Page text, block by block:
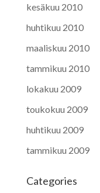
kesäkuu 2010
huhtikuu 2010
maaliskuu 2010
tammikuu 2010
lokakuu 2009
toukokuu 2009
huhtikuu 2009
tammikuu 2009
Categories